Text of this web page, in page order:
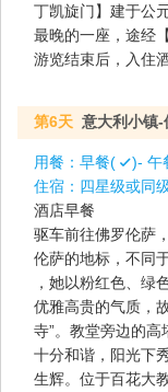
丁凯旋门】建于公
最晚的一座，途经
游览结束后，入住
第6天 意大利小镇
用餐： 早餐( )- 午
住宿： 四星级或同
酒店早餐
驱车前往佛罗伦萨
伦萨的地标，不同
，她以粉红色、绿
优雅高贵的气质，
寺”。教堂旁边的
十分和谐，阳光下
生辉。位于百花大